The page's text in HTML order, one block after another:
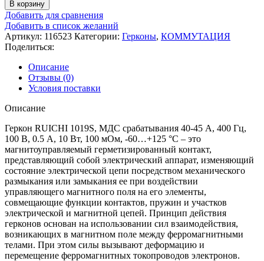
В корзину
Добавить для сравнения
Добавить в список желаний
Артикул: 116523 Категории: Герконы, КОММУТАЦИЯ
Поделиться:
Описание
Отзывы (0)
Условия поставки
Описание
Геркон RUICHI 1019S, МДС срабатывания 40-45 А, 400 Гц,
100 В, 0.5 А, 10 Вт, 100 мОм, -60…+125 °C – это
магнитоуправляемый герметизированный контакт,
представляющий собой электрический аппарат, изменяющий
состояние электрической цепи посредством механического
размыкания или замыкания ее при воздействии
управляющего магнитного поля на его элементы,
совмещающие функции контактов, пружин и участков
электрической и магнитной цепей. Принцип действия
герконов основан на использовании сил взаимодействия,
возникающих в магнитном поле между ферромагнитными
телами. При этом силы вызывают деформацию и
перемещение ферромагнитных токопроводов электронов.